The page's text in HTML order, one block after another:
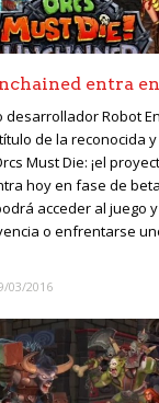
entra
Robot
de la reconocida
Must Die: ¡el
hoy en fase de
acceder al juego
o enfrentarse
03/2016